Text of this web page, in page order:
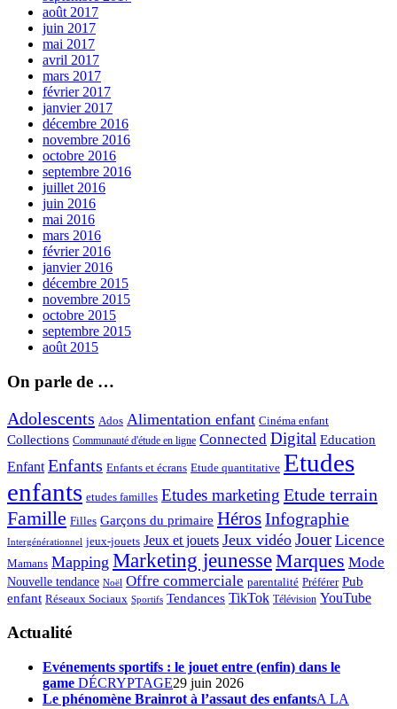
août 2017
juin 2017
mai 2017
avril 2017
mars 2017
février 2017
janvier 2017
décembre 2016
novembre 2016
octobre 2016
septembre 2016
juillet 2016
juin 2016
mai 2016
mars 2016
février 2016
janvier 2016
décembre 2015
novembre 2015
octobre 2015
septembre 2015
août 2015
On parle de …
Adolescents Ados Alimentation enfant Cinéma enfant
Collections Communauté d'étude en ligne Connected Digital Education
Enfant Enfants Enfants et écrans Etude quantitative Etudes
enfants etudes familles Etudes marketing Etude terrain
Famille Filles Garçons du primaire HérosInfographie
Intergénérationnel jeux-jouets Jeux et jouets Jeux vidéo Jouer Licence
Mamans Mapping Marketing jeunesseMarques Mode
Nouvelle tendance Noël Offre commerciale parentalité Préférer Pub
enfant Réseaux Sociaux Sportifs Tendances TikTok Télévision YouTube
Actualité
Evénements sportifs : le jouet entre (enfin) dans le
game DÉCRYPTAGE29 juin 2026
Le phénomène Brainrot à l’assaut des enfantsA LA